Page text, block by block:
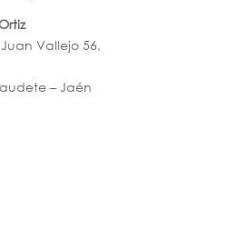
Vallejo 56,
– Jaén